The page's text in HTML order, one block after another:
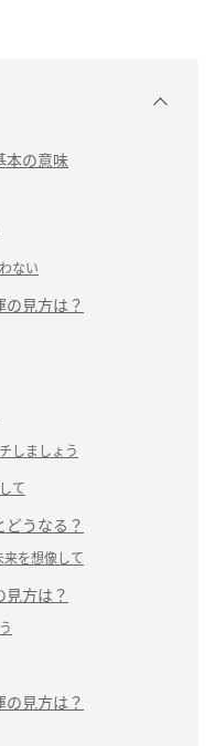
本の意味
ない
見方は？
しましょう
て
うなる？
を想像して
方は？
見方は？